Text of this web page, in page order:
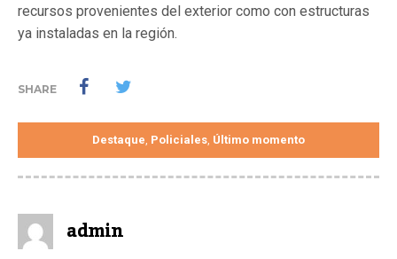
recursos provenientes del exterior como con estructuras
ya instaladas en la región.
SHARE
Destaque, Policiales, Último momento
admin